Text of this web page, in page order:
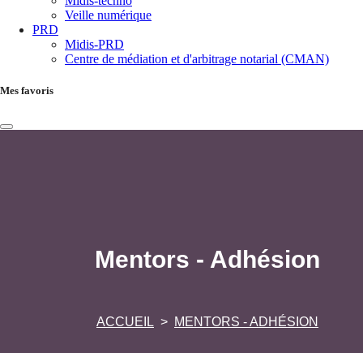
Veille numérique
PRD
Midis-PRD
Centre de médiation et d'arbitrage notarial (CMAN)
Mes favoris
Mentors - Adhésion
ACCUEIL MENTORS - ADHÉSION